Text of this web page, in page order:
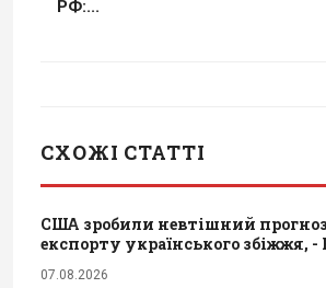
РФ:...
СХОЖІ СТАТТІ
США зробили невтішний
експорту українського збіжжя, -
07.08.2026